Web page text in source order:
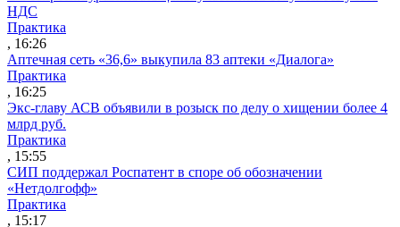
НДС
Практика
, 16:26
Аптечная сеть «36,6» выкупила 83 аптеки «Диалога»
Практика
, 16:25
Экс-главу АСВ объявили в розыск по делу о хищении более 4
млрд руб.
Практика
, 15:55
СИП поддержал Роспатент в споре об обозначении
«Нетдолгофф»
Практика
, 15:17